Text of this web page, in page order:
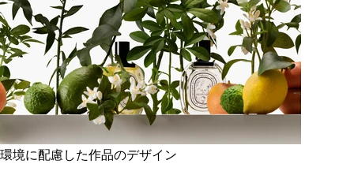
環境に配慮した作品のデザイン